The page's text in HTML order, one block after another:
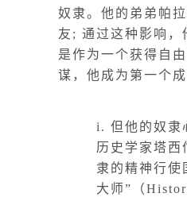
奴隶。他的弟弟帕
友 ; 通过这种影响，
是作为一个获得自
谋，他成为第一个
i. 但他的奴隶
历史学家塔西
隶的精神行使
大师”（